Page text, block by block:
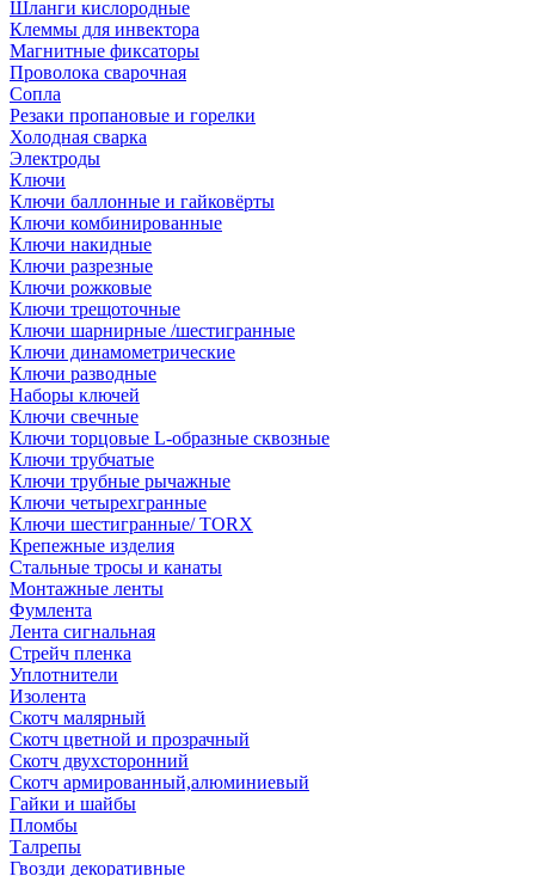
Шланги кислородные
Клеммы для инвектора
Магнитные фиксаторы
Проволока сварочная
Сопла
Резаки пропановые и горелки
Холодная сварка
Электроды
Ключи
Ключи баллонные и гайковёрты
Ключи комбинированные
Ключи накидные
Ключи разрезные
Ключи рожковые
Ключи трещоточные
Ключи шарнирные /шестигранные
Ключи динамометрические
Ключи разводные
Наборы ключей
Ключи свечные
Ключи торцовые L-образные сквозные
Ключи трубчатые
Ключи трубные рычажные
Ключи четырехгранные
Ключи шестигранные/ TORX
Крепежные изделия
Стальные тросы и канаты
Монтажные ленты
Фумлента
Лента сигнальная
Стрейч пленка
Уплотнители
Изолента
Скотч малярный
Скотч цветной и прозрачный
Скотч двухсторонний
Скотч армированный,алюминиевый
Гайки и шайбы
Пломбы
Талрепы
Гвозди декоративные